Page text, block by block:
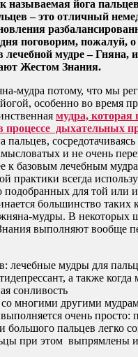
называемая йога
– это отличный
поговорим, пожалуй, о
лечебной мудре – Гняна,
Жестом Знания.
мудра потому, что мы
йогой, особенно во время
мудра, которая
процессе дыхательных
пальцев,
и не очень
к базовым лечебным
практики всегда
подобранных для той или
большинство таких
мудры. В некоторых
выполняют вообще
многими другими
очень просто:
большого пальцев легко
при этом выпрямлены